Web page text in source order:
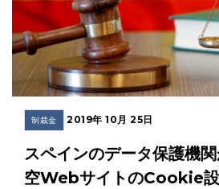
制裁金 2019年 10月 25日
スペインのデータ保護機
空WebサイトのCookie